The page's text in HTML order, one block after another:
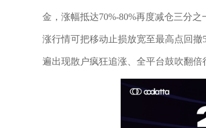
金，涨幅抵达70%-80%再度减仓三分
涨行情可把移动止损放宽至最高点回
遍出现散户疯狂追涨、全平台鼓吹翻倍